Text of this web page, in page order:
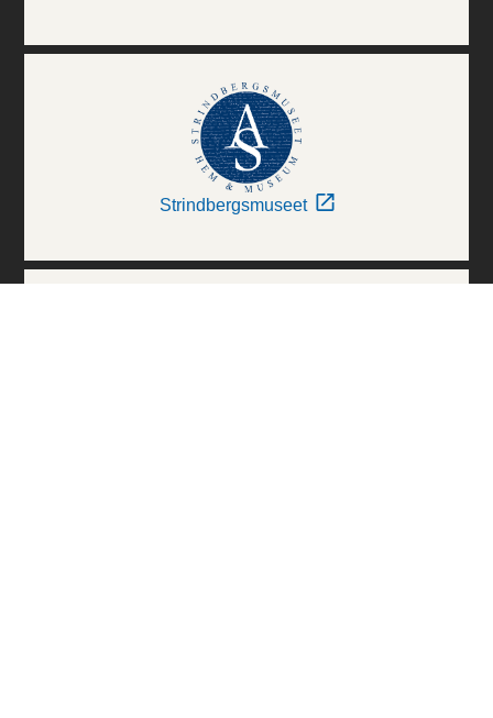
Strindbergsmuseet